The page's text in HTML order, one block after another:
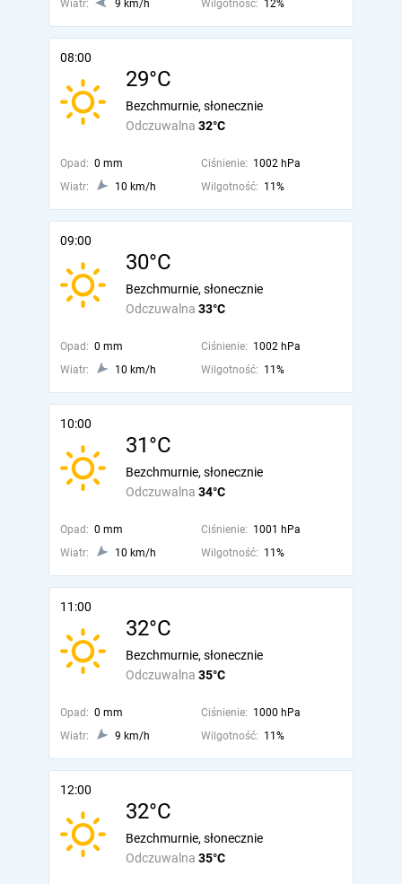
Wiatr: 9 km/h Wilgotność: 12%
08:00
29°C
Odczuwalna 32°C
Bezchmurnie, słonecznie
Opad: 0 mm Ciśnienie: 1002 hPa
Wiatr:
10 km/h Wilgotność: 11%
09:00
30°C
Odczuwalna 33°C
Bezchmurnie, słonecznie
Opad: 0 mm Ciśnienie: 1002 hPa
Wiatr:
10 km/h Wilgotność: 11%
10:00
31°C
Odczuwalna 34°C
Bezchmurnie, słonecznie
Opad: 0 mm Ciśnienie: 1001 hPa
Wiatr:
10 km/h Wilgotność: 11%
11:00
32°C
Odczuwalna 35°C
Bezchmurnie, słonecznie
Opad: 0 mm Ciśnienie: 1000 hPa
Wiatr:
9 km/h Wilgotność: 11%
12:00
32°C
Odczuwalna 35°C
Bezchmurnie, słonecznie